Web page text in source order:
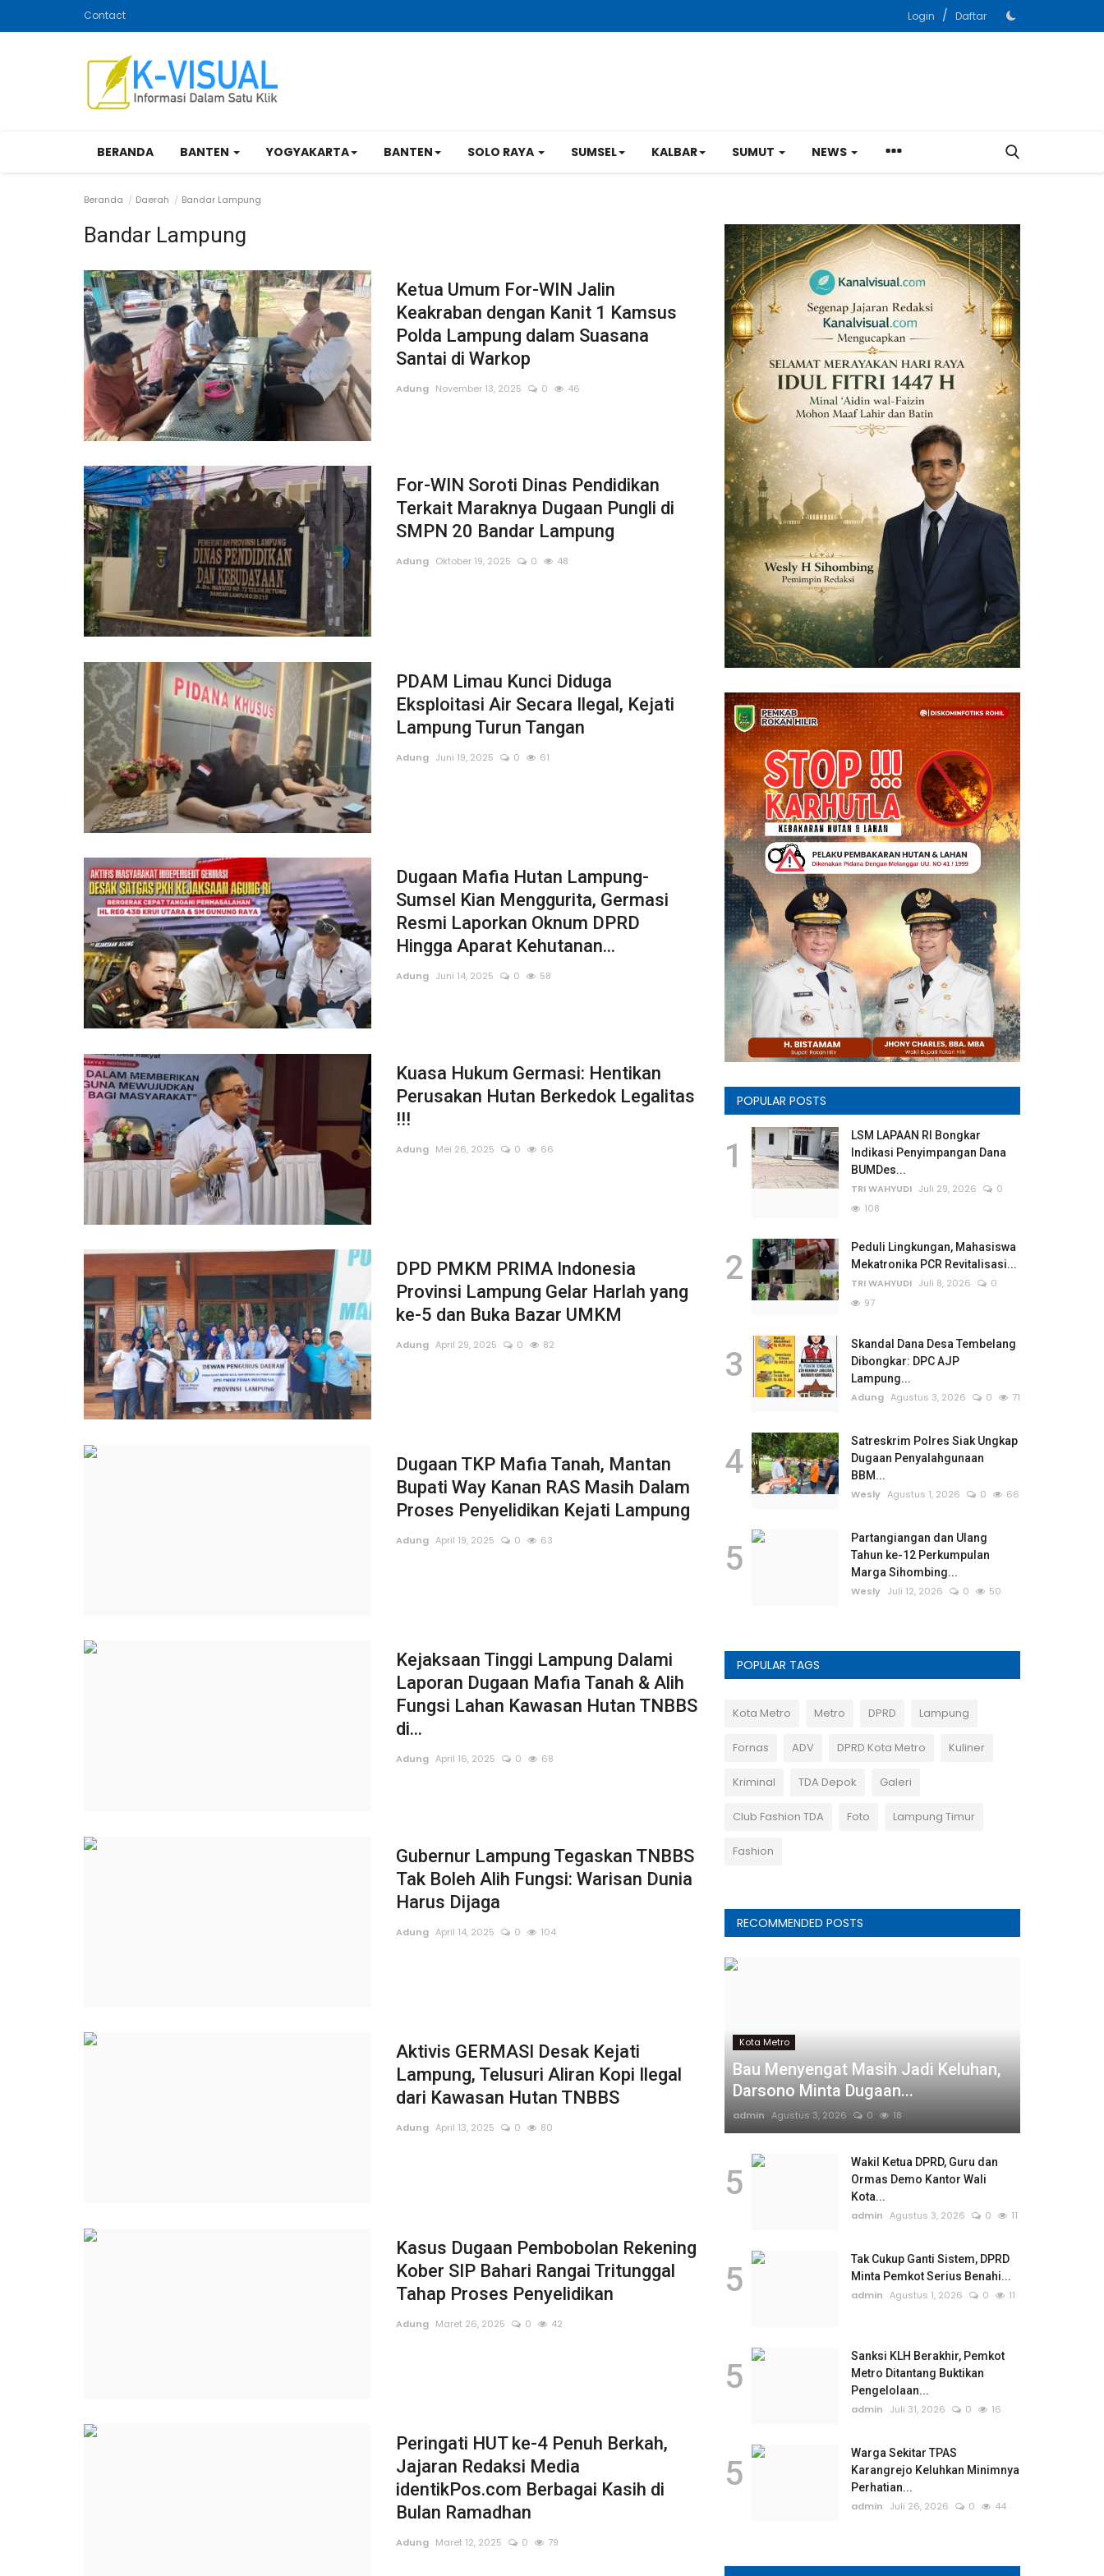
Contact Login / Daftar
BERANDA BANTEN YOGYAKARTA BANTEN SOLO RAYA SUMSEL KALBAR SUMUT NEWS
Beranda Daerah Bandar Lampung
Bandar Lampung
Ketua Umum For-WIN Jalin
Keakraban dengan Kanit 1 Kamsus
Polda Lampung dalam Suasana
Santai di Warkop
Adung November 13, 2025 0 46
For-WIN Soroti Dinas Pendidikan
Terkait Maraknya Dugaan Pungli di
SMPN 20 Bandar Lampung
Adung Oktober 19, 2025 0 48
PDAM Limau Kunci Diduga
Eksploitasi Air Secara Ilegal, Kejati
Lampung Turun Tangan
Adung Juni 19, 2025 0 61
Dugaan Mafia Hutan Lampung-
Sumsel Kian Menggurita, Germasi
Resmi Laporkan Oknum DPRD
Hingga Aparat Kehutanan...
Adung Juni 14, 2025 0 58
Kuasa Hukum Germasi: Hentikan
Perusakan Hutan Berkedok Legalitas
!!!
Adung Mei 26, 2025 0 66
DPD PMKM PRIMA Indonesia
Provinsi Lampung Gelar Harlah yang
ke-5 dan Buka Bazar UMKM
Adung April 29, 2025 0 82
Dugaan TKP Mafia Tanah, Mantan
Bupati Way Kanan RAS Masih Dalam
Proses Penyelidikan Kejati Lampung
Adung April 19, 2025 0 63
Kejaksaan Tinggi Lampung Dalami
Laporan Dugaan Mafia Tanah & Alih
Fungsi Lahan Kawasan Hutan TNBBS
di...
Adung April 16, 2025 0 68
Gubernur Lampung Tegaskan TNBBS
Tak Boleh Alih Fungsi: Warisan Dunia
Harus Dijaga
Adung April 14, 2025 0 104
Aktivis GERMASI Desak Kejati
Lampung, Telusuri Aliran Kopi Ilegal
dari Kawasan Hutan TNBBS
Adung April 13, 2025 0 80
Kasus Dugaan Pembobolan Rekening
Kober SIP Bahari Rangai Tritunggal
Tahap Proses Penyelidikan
Adung Maret 26, 2025 0 42
Peringati HUT ke-4 Penuh Berkah,
Jajaran Redaksi Media
identikPos.com Berbagai Kasih di
Bulan Ramadhan
Adung Maret 12, 2025 0 79
POPULAR POSTS
1
LSM LAPAAN RI Bongkar
Indikasi Penyimpangan Dana
BUMDes...
TRI WAHYUDI Juli 29, 2026
0
108
2
Peduli Lingkungan, Mahasiswa
Mekatronika PCR Revitalisasi...
TRI WAHYUDI Juli 8, 2026
0
97
3
Skandal Dana Desa Tembelang
Dibongkar: DPC AJP
Lampung...
Adung Agustus 3, 2026 0 71
4
Satreskrim Polres Siak Ungkap
Dugaan Penyalahgunaan
BBM...
Wesly Agustus 1, 2026 0 66
5
Partangiangan dan Ulang
Tahun ke-12 Perkumpulan
Marga Sihombing...
Wesly Juli 12, 2026 0 50
POPULAR TAGS
Kota Metro Metro DPRD Lampung
Fornas ADV DPRD Kota Metro Kuliner
Kriminal TDA Depok Galeri
Club Fashion TDA Foto Lampung Timur
Fashion
RECOMMENDED POSTS
Kota Metro
Bau Menyengat Masih Jadi Keluhan,
Darsono Minta Dugaan...
admin Agustus 3, 2026 0 18
5
Wakil Ketua DPRD, Guru dan
Ormas Demo Kantor Wali
Kota...
admin Agustus 3, 2026 0 11
5
Tak Cukup Ganti Sistem, DPRD
Minta Pemkot Serius Benahi...
admin Agustus 1, 2026 0 11
5
Sanksi KLH Berakhir, Pemkot
Metro Ditantang Buktikan
Pengelolaan...
admin
Juli 31, 2026 0 16
5
Warga Sekitar TPAS
Karangrejo Keluhkan Minimnya
Perhatian...
admin
Juli 26, 2026 0 44